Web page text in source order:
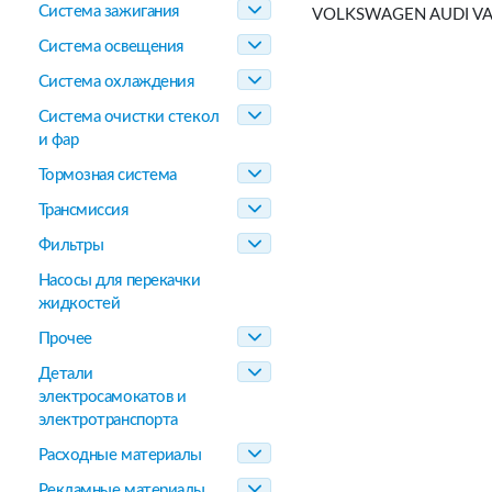
Система зажигания
Система освещения
Система охлаждения
Система очистки стекол
и фар
Тормозная система
Трансмиссия
Фильтры
Насосы для перекачки
жидкостей
Прочее
Детали
электросамокатов и
электротранспорта
Расходные материалы
VOLKSWAGEN AUDI